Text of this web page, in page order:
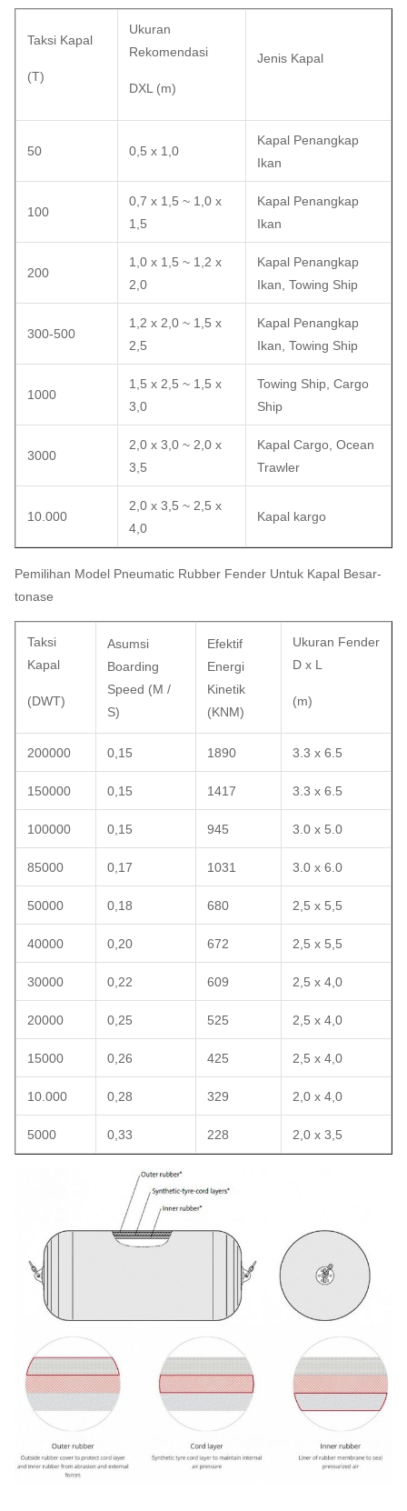
Taksi Kapal
(T)
Ukuran
Rekomendasi
DXL (m)
Jenis Kapal
50 0,5 x 1,0
Kapal Penangkap
Ikan
100
0,7 x 1,5 ~ 1,0 x
1,5
Kapal Penangkap
Ikan
200
1,0 x 1,5 ~ 1,2 x
2,0
Kapal Penangkap
Ikan, Towing Ship
300-500
1,2 x 2,0 ~ 1,5 x
2,5
Kapal Penangkap
Ikan, Towing Ship
1000
1,5 x 2,5 ~ 1,5 x
3,0
Towing Ship, Cargo
Ship
3000
2,0 x 3,0 ~ 2,0 x
3,5
Kapal Cargo, Ocean
Trawler
10.000
2,0 x 3,5 ~ 2,5 x
4,0
Kapal kargo
Pemilihan Model Pneumatic Rubber Fender Untuk Kapal Besar-
tonase
Taksi
Kapal
(DWT)
Asumsi
Boarding
Speed ​​(M /
S)
Efektif
Energi
Kinetik
(KNM)
Ukuran Fender
D x L
(m)
200000 0,15 1890 3.3 x 6.5
150000 0,15 1417 3.3 x 6.5
100000 0,15 945 3.0 x 5.0
85000 0,17 1031 3.0 x 6.0
50000 0,18 680 2,5 x 5,5
40000 0,20 672 2,5 x 5,5
30000 0,22 609 2,5 x 4,0
20000 0,25 525 2,5 x 4,0
15000 0,26 425 2,5 x 4,0
10.000 0,28 329 2,0 x 4,0
5000 0,33 228 2,0 x 3,5